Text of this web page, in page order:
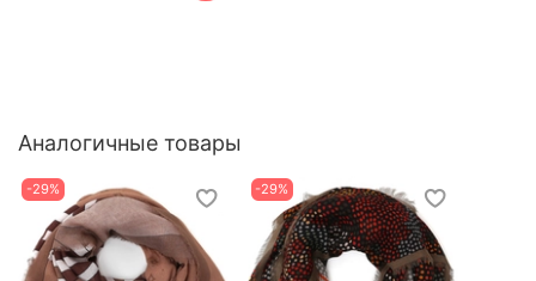
Аналогичные товары
-29% -29%